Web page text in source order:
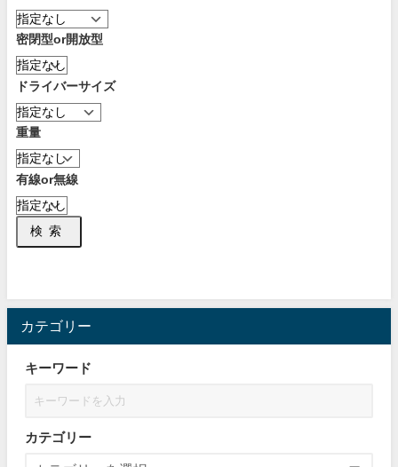
密閉型or開放型
ドライバーサイズ
重量
有線or無線
検索
カテゴリー
キーワード
カテゴリー